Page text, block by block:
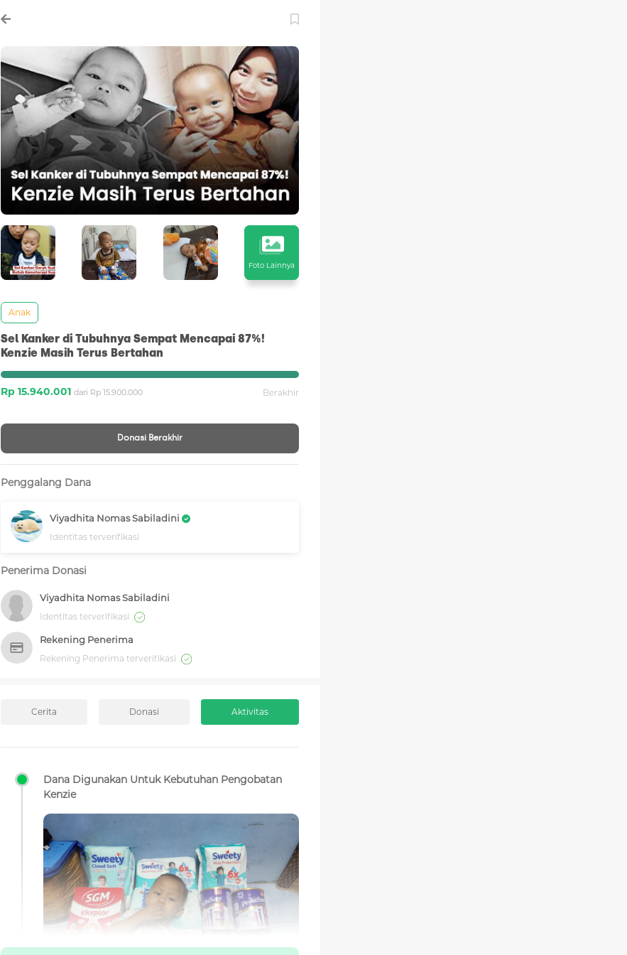
Foto Lainnya
Anak
Sel Kanker di Tubuhnya Sempat Mencapai 87%!
Kenzie Masih Terus Bertahan
Rp 15.940.001 dari Rp 15.900.000 Berakhir
Donasi Berakhir
Penggalang Dana
Viyadhita Nomas Sabiladini
Identitas terverifikasi
Penerima Donasi
Viyadhita Nomas Sabiladini
Identitas terverifikasi
Rekening Penerima
Rekening Penerima terverifikasi
Cerita Donasi Aktivitas
Dana Digunakan Untuk Kebutuhan Pengobatan
Kenzie